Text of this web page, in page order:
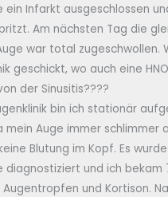
ein Infarkt ausgeschlossen
Am nächsten Tag die
war total zugeschwollen.
geschickt, wo auch eine
der Sinusitis????
bin ich stationär
mein Auge immer schlimmer
Blutung im Kopf. Es
diagnostiziert und ich bekam
Augentropfen und Kortison.